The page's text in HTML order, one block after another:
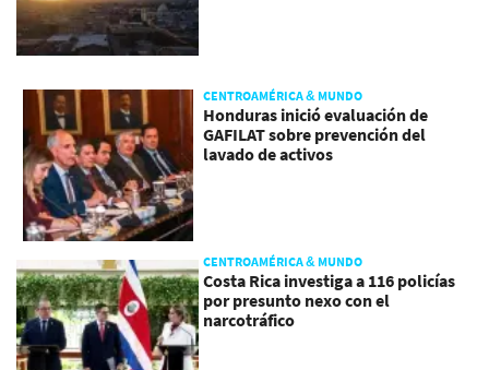
CENTROAMÉRICA & MUNDO
Honduras inició evaluación de
GAFILAT sobre prevención del
lavado de activos
CENTROAMÉRICA & MUNDO
Costa Rica investiga a 116 policías
por presunto nexo con el
narcotráfico